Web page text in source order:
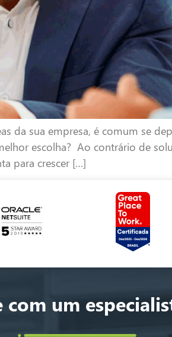
da sua empresa, é comum se
escolha? Ao contrário de
para crescer […]
com um